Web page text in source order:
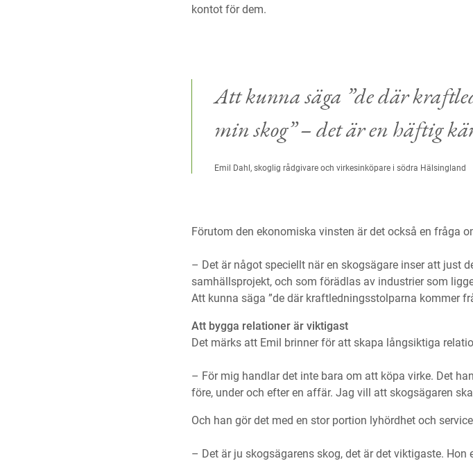
kontot för dem.
Att kunna säga ”de där
min skog” – det är en häftig
Emil Dahl, skoglig rådgivare och virkesinköpare i södra Hälsingland
Förutom den ekonomiska vinsten är det också en fråga
– Det är något speciellt när en skogsägare inser att just
samhällsprojekt, och som förädlas av industrier som
Att kunna säga ”de där kraftledningsstolparna kommer
Att bygga relationer är viktigast
Det märks att Emil brinner för att skapa långsiktiga
– För mig handlar det inte bara om att köpa virke. Det
före, under och efter en affär. Jag vill att skogsägaren
Och han gör det med en stor portion lyhördhet och
– Det är ju skogsägarens skog, det är det viktigaste.